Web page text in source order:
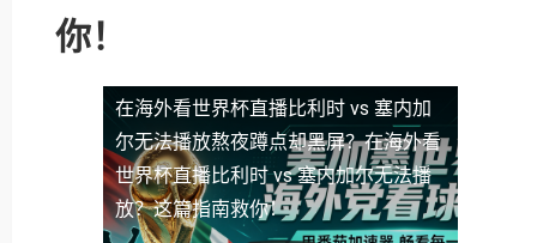
你！
在海外看世界杯直播比利时 vs 塞内加
尔无法播放熬夜蹲点却黑屏？在海外看
世界杯直播比利时 vs 塞内加尔无法播
放？这篇指南救你！